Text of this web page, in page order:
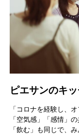
ピエサンのキ
「コロナを経験し、
「空気感」「感情」
「飲む」も同じで、